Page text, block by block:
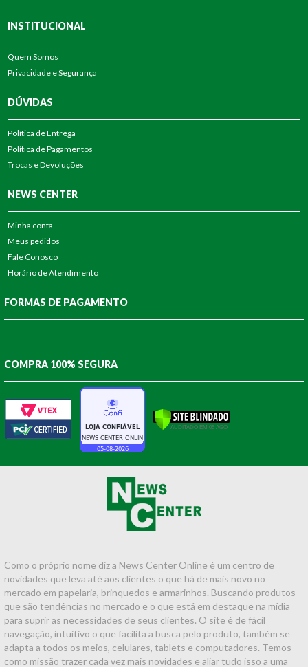
INSTITUCIONAL
Quem Somos
Privacidade e Segurança
DÚVIDAS
Política de Entrega
Política de Pagamentos
Trocas e Devoluções
NEWS CENTER
Minha conta
Meus pedidos
Fale Conosco
Horário de Atendimento
FORMAS DE PAGAMENTO
COMPRA 100% SEGURA
Como o próprio nome diz a News Center Online é um centro de
novidades que leva até aos clientes o que há de mais novo no
mercado em papelaria, brinquedos e armarinhos. Buscando produtos
que são tendências no mercado e o que está em destaque na mídia
para suprir as necessidades de seus clientes. O site é de fácil
navegação, intuitivo o que facilita a busca pelo produto, também se
adapta a todos os meios, celulares, tablets e computadores. Temos
como missão trazer cada vez mais novidades e aliar tudo isso a uma